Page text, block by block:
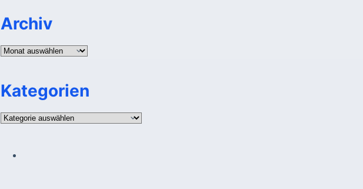
Archiv
Archiv
Kategorien
Kategorien